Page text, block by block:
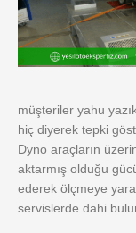
müşteriler yahu
hiç diyerek tepki
Dyno araçların
aktarmış olduğu
ederek ölçmeye
servislerde dahi